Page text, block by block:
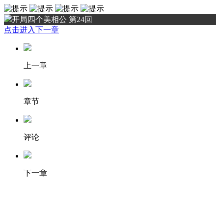
开局四个美相公 第24回
点击进入下一章
上一章
章节
评论
下一章